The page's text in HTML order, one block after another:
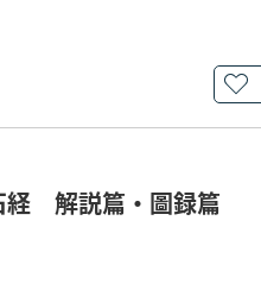
解説篇・圖録篇